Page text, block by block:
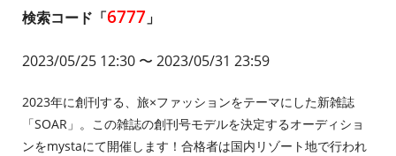
検索コード「6777 」
2023/05/25 12:30 〜 2023/05/31 23:59
2023年に創刊する、旅×ファッションをテーマにした新雑誌
「SOAR」。この雑誌の創刊号モデルを決定するオーディショ
ンをmystaにて開催します！合格者は国内リゾート地で行われ